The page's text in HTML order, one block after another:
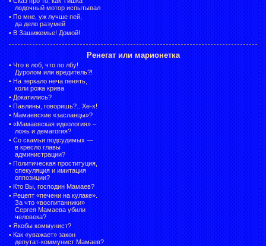
лодочный мотор испытывал
• По мне, уж лучше пей,
да дело разумей
• В Зашижемье! Домой!
Ренегат или марионетка
• Что в лоб, что по лбу!
Дуролом или вредитель?!
• На зеркало неча пенять,
коли рожа крива
• Докатились?
• Павлины, говоришь?.. Хе-х!
• Мамаевские «засланцы»?
• «Мамаевская идеология» –
ложь и демагогия?
• Со скамьи подсудимых —
в кресло главы
администрации?
• Политическая проституция,
спекуляция и имитация
оппозиции?
• Кто Вы, господин Мамаев?
• Рецепт «печени на кулаке».
За что «воспитанники»
Сергея Мамаева убили
человека?
• Якобы коммунист?
• Как «уважает» закон
депутат-коммунист Мамаев?